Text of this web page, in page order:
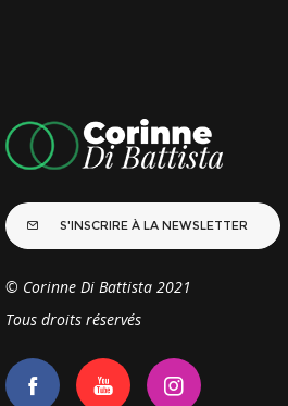
S'INSCRIRE À LA NEWSLETTER
© Corinne Di Battista 2021
Tous droits réservés